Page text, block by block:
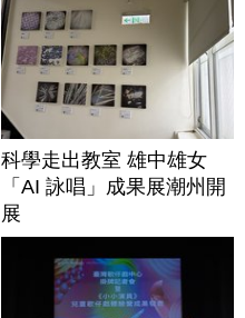
科學走出教室 雄中雄女
「AI 詠唱」成果展潮州開
展